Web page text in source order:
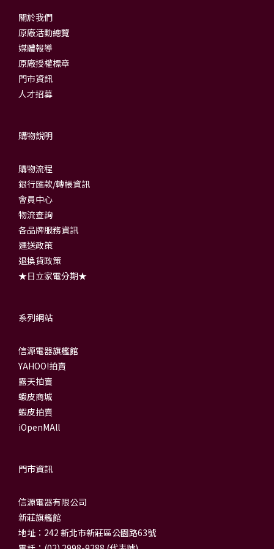
關於我們
原廠活動總覽
媒體報導
原廠授權標章
門市資訊
人才招募
購物說明
購物流程
銀行匯款/轉帳資訊
會員中心
物流查詢
各品牌服務資訊
運送政策
退換貨政策
★日立家電分期★
系列網站
信源電器旗艦館
YAHOO!拍賣
露天拍賣
蝦皮商城
蝦皮拍賣
iOpenMAll
門市資訊
信源電器有限公司
新莊旗艦館
地址：242 新北市新莊區公園路63號